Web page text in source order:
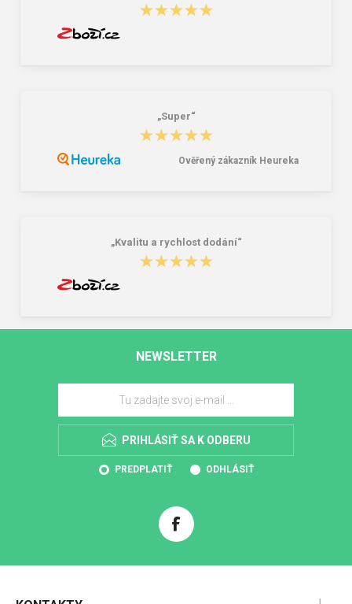
★★★★★
★★★★★
„Super“
★★★★★
★★★★★
Ověřený zákazník Heureka
„Kvalitu a rychlost dodání“
★★★★★
★★★★★
NEWSLETTER
PRIHLÁSIŤ SA K ODBERU
PREDPLATIŤ ODHLÁSIŤ